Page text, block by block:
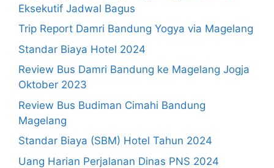
Eksekutif Jadwal Bagus
Trip Report Damri Bandung Yogya via Magelang
Standar Biaya Hotel 2024
Review Bus Damri Bandung ke Magelang Jogja
Oktober 2023
Review Bus Budiman Cimahi Bandung
Magelang
Standar Biaya (SBM) Hotel Tahun 2024
Uang Harian Perjalanan Dinas PNS 2024